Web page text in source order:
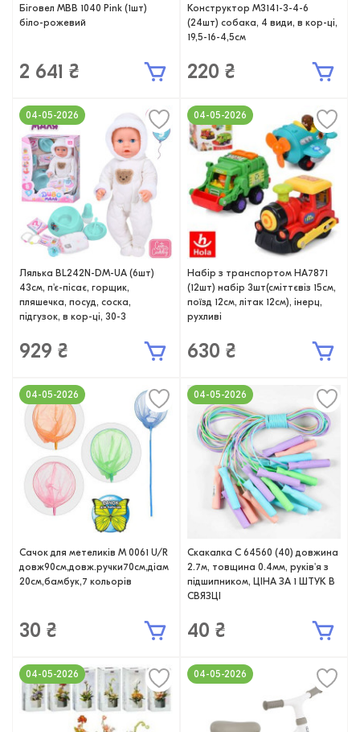
Біговел MBB 1040 Pink (1шт)
біло-рожевий
2 641 ₴
Конструктор M3141-3-4-6
(24шт) собака, 4 види, в кор-ці,
19,5-16-4,5см
220 ₴
Лялька BL242N-DM-UA (6шт)
43см, п'є-пісає, горщик,
пляшечка, посуд, соска,
підгузок, в кор-ці, 30-3
929 ₴
04-05-2026
Набір з транспортом HA7871
(12шт) набір 3шт(сміттєвіз 15см,
поїзд 12см, літак 12см), інерц,
рухливі
630 ₴
04-05-2026
Сачок для метеликів M 0061 U/R
довж90см,довж.ручки70см,діам
20см,бамбук,7 кольорів
30 ₴
04-05-2026
Скакалка C 64560 (40) довжина
2.7м, товщина 0.4мм, руків'я з
підшипником, ЦІНА ЗА 1 ШТУК В
СВЯЗЦІ
40 ₴
04-05-2026
04-05-2026 04-05-2026